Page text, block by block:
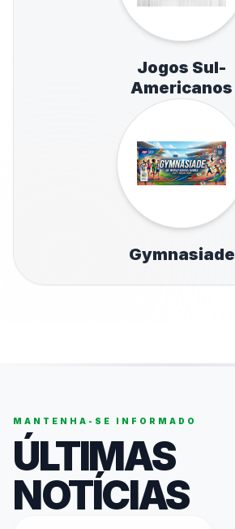
Jogos Sul-
Americanos
Gymnasiade
MANTENHA-SE INFORMADO
ÚLTIMAS
NOTÍCIAS